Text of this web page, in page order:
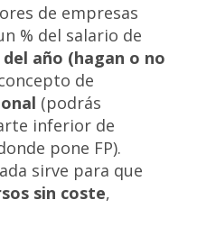
de empresas
% del salario de
año (hagan o no
de
(podrás
inferior de
pone FP).
sirve para que
sin coste,